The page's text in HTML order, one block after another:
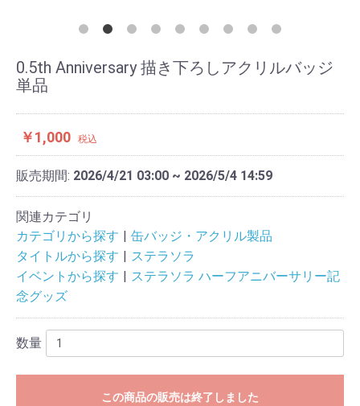
0.5th Anniversary 描き下ろしアクリルバッジ
単品
￥1,000 税込
販売期間: 2026/4/21 03:00 ~ 2026/5/4 14:59
関連カテゴリ
カテゴリから探す
缶バッジ・アクリル製品
タイトルから探す
ステラソラ
イベントから探す
ステラソラ ハーフアニバーサリー記
念グッズ
数量
この商品の販売は終了しました